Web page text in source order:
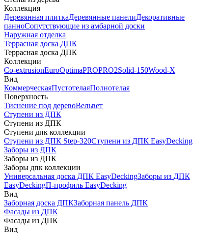
Коллекция
Деревянная плиткаДеревянные панелиДекоративные
панноСопутствующие из амбарной доски
Наружная отделка
Террасная доска ДПК
Террасная доска ДПК
Коллекции
Co-extrusionEuroOptimaPROPRO2Solid-150Wood-X
Вид
КоммерческаяПустотелаяПолнотелая
Поверхность
Тиснение под деревоВельвет
Ступени из ДПК
Ступени из ДПК
Ступени дпк коллекции
Ступени из ДПК Step-320Ступени из ДПК EasyDecking
Заборы из ДПК
Заборы из ДПК
Заборы дпк коллекции
Универсальная доска ДПК EasyDeckingЗаборы из ДПК
EasyDeckingП-профиль EasyDecking
Вид
Заборная доска ДПКЗаборная панель ДПК
Фасады из ДПК
Фасады из ДПК
Вид